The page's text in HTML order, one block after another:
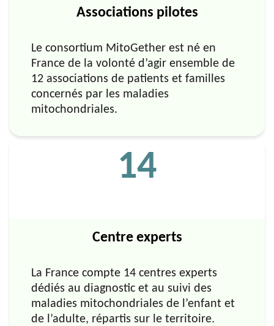
Associations pilotes
Le consortium MitoGether est né en
France de la volonté d’agir ensemble de
12 associations de patients et familles
concernés par les maladies
mitochondriales.
14
Centre experts
La France compte 14 centres experts
dédiés au diagnostic et au suivi des
maladies mitochondriales de l’enfant et
de l’adulte, répartis sur le territoire.